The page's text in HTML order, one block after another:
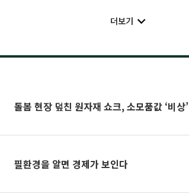
더보기
돌봄 현장 덮친 원자재 쇼크, 소모품값 ‘비상’
필환경을 알면 경제가 보인다